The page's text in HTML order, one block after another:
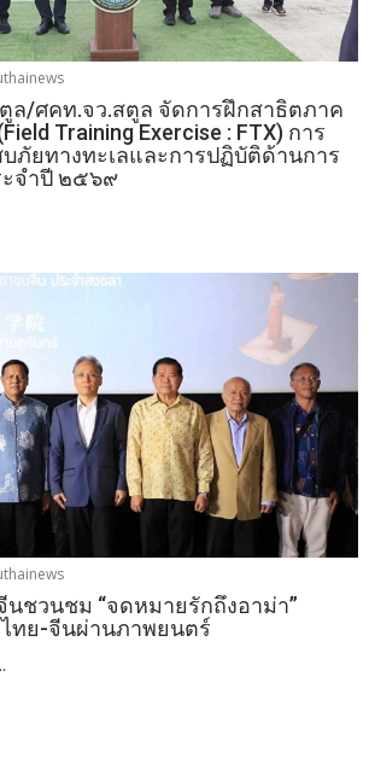
ล/ศคท.จว.สตูล จัดการฝึกสาธิตภาค
Training Exercise : FTX) การ
ภัยทางทะเลและการปฏิบัติด้านการ
จำปี ๒๕๖๙
ชวนชม “จดหมายรักถึงอาม่า”
ทย-จีนผ่านภาพยนตร์